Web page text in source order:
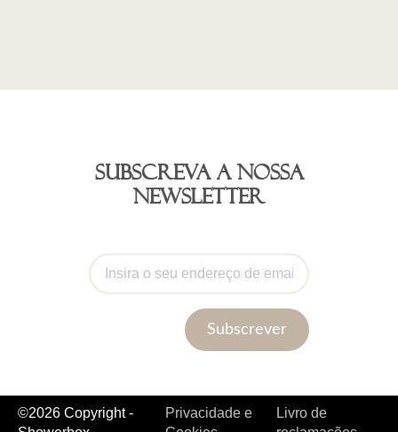
Subscreva a nossa
newsletter
Subscrever
©2026 Copyright -
Privacidade e
Livro de